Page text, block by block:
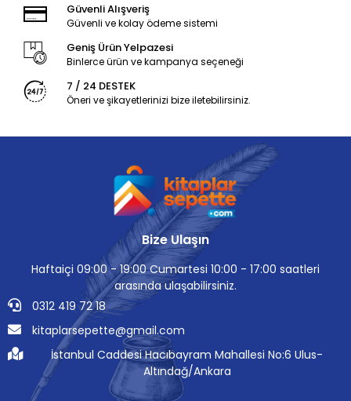
Güvenli Alışveriş
Güvenli ve kolay ödeme sistemi
Geniş Ürün Yelpazesi
Binlerce ürün ve kampanya seçeneği
7 / 24 DESTEK
Öneri ve şikayetlerinizi bize iletebilirsiniz.
Bize Ulaşın
Haftaiçi 09:00 - 19:00 Cumartesi 10:00 - 17:00 saatleri
arasında ulaşabilirsiniz.
0312 419 72 18
kitaplarsepette@gmail.com
İstanbul Caddesi Hacıbayram Mahallesi No:6 Ulus-
Altındağ/Ankara